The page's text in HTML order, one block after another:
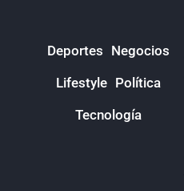
Deportes Negocios
Lifestyle Política
Tecnología